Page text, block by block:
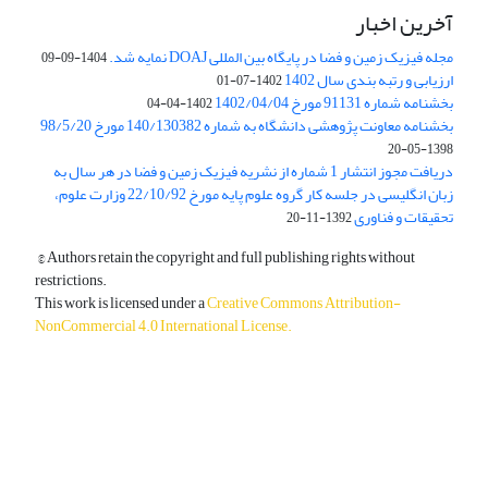
آخرین اخبار
مجله فیزیک زمین و فضا در پایگاه بین المللی DOAJ نمایه شد. 1404-09-09
ارزیابی و رتبه بندی سال 1402 1402-07-01
بخشنامه شماره 91131 مورخ 1402/04/04 1402-04-04
بخشنامه معاونت پژوهشی دانشگاه به شماره 140/130382 مورخ 98/5/20
1398-05-20
دریافت مجوز انتشار 1 شماره از نشریه فیزیک زمین و فضا در هر سال به
زبان انگلیسی در جلسه کار گروه علوم پایه مورخ 22/10/92 وزارت علوم،
تحقیقات و فناوری1392-11-20
© Authors retain the copyright and full publishing rights without
restrictions.
This work is licensed under aCreative Commons Attribution-
NonCommercial 4.0 International License.